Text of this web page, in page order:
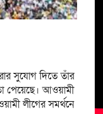
সুযোগ দিতে তাঁর
পেয়েছে। আওয়ামী
লীগের সমর্থনে